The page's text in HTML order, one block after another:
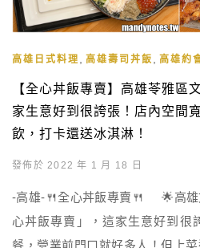
高雄日式料理 , 高雄壽司丼飯 , 高雄約
【全心丼飯專賣】高雄苓雅區
家生意好到很誇張！店內空間
飲，打卡還送冰淇淋！
發佈於 2022 年 1 月 18 日
-高雄-🍴全心丼飯專賣🍴 🌟高雄
心丼飯專賣」，這家生意好到很